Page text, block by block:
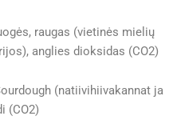
raugas (vietinės mielių
anglies dioksidas (CO2)
(natiivihiivakannat ja
(CO2)